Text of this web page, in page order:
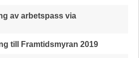
av arbetspass via
till Framtidsmyran 2019